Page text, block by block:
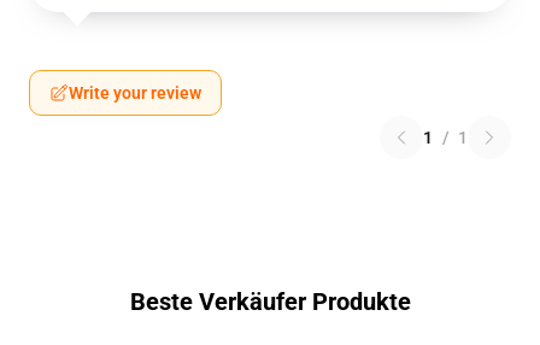
Write your review
1 / 1
Beste Verkäufer Produkte